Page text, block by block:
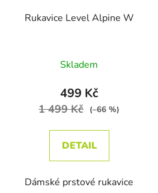
Rukavice Level Alpine W
Skladem
499 Kč
1 499 Kč (–66 %)
DETAIL
Dámské prstové rukavice